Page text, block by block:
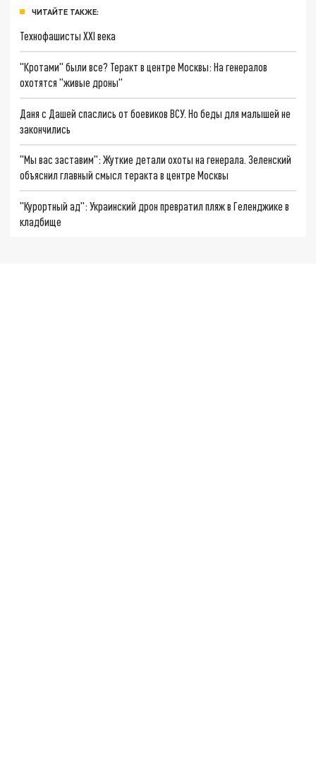
ЧИТАЙТЕ ТАКЖЕ:
Технофашисты XXI века
"Кротами" были все? Теракт в центре Москвы: На генералов
охотятся "живые дроны"
Даня с Дашей спаслись от боевиков ВСУ. Но беды для малышей не
закончились
"Мы вас заставим": Жуткие детали охоты на генерала. Зеленский
объяснил главный смысл теракта в центре Москвы
"Курортный ад": Украинский дрон превратил пляж в Геленджике в
кладбище